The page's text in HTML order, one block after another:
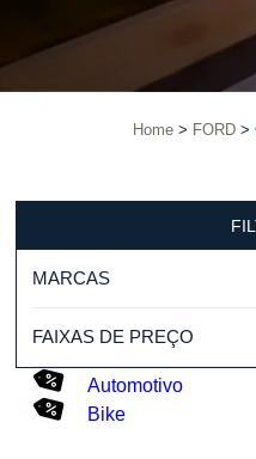
Home FORD
MARCAS
FAIXAS DE PREÇO
Automotivo
Bike